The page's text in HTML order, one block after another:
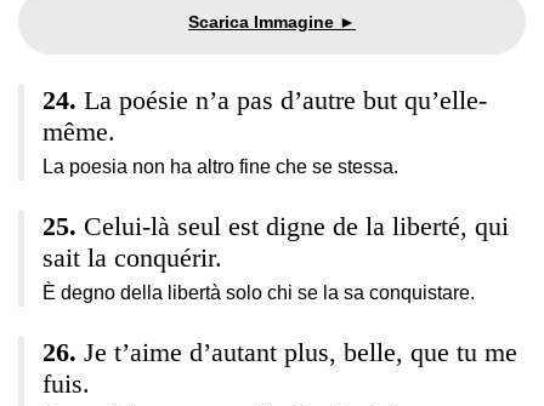
La poésie n’a pas d’autre but qu’elle-
même.
La poesia non ha altro fine che se stessa.
Celui-là seul est digne de la liberté, qui
sait la conquérir.
È degno della libertà solo chi se la sa conquistare.
Je t’aime d’autant plus, belle, que tu me
fuis.